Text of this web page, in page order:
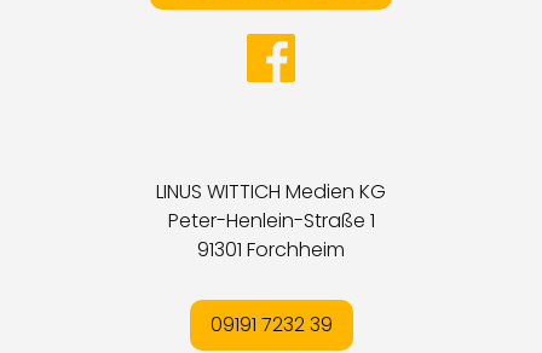
LINUS WITTICH Medien KG
Peter-Henlein-Straße 1
91301 Forchheim
09191 7232 39